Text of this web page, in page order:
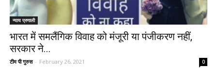
न्याय प्रणाली
भारत में समलैंगिक विवाह को मंजूरी या पंजीकरण नहीं,
सरकार ने...
टीम पी गुरुस - February 26, 2021 0